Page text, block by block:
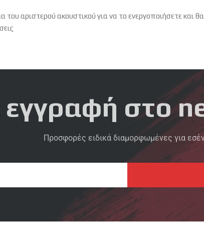
αριστερού ακουστικού για να το ενεργοποιήσετε και
εγγραφή στο
Προσφορές ειδικά διαμορφωμένες για